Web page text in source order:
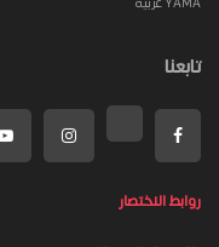
تابعنا
روابط الاختصار